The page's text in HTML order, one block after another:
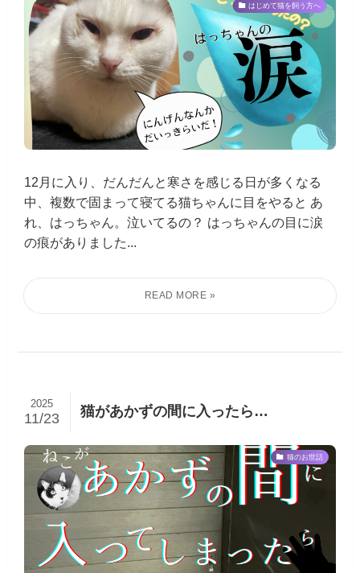
はじめて猫を飼う方へ
12月に入り、だんだんと寒さを感じる日が多くなる
中、複数で固まって寝てる猫ちゃんに目をやると あ
れ、はっちゃん。泣いてるの？ はっちゃんの目に涙
の痕がありました...
猫があかずの間に入ったら…
2025
11/23
猫のお世話